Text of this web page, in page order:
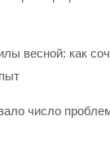
весной: как
число